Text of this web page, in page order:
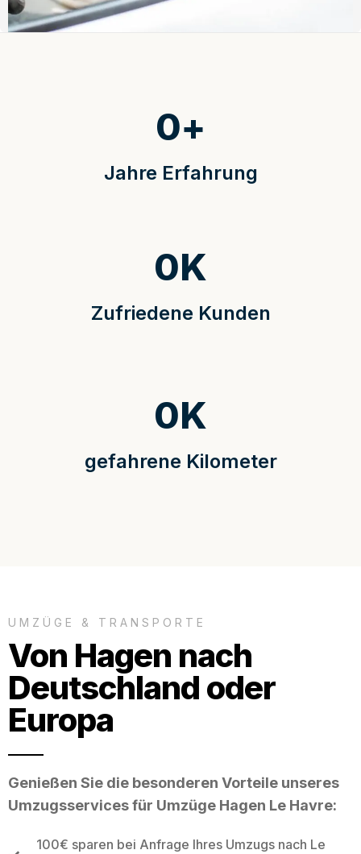
Jahre Erfahrung
0+
Zufriedene Kunden
0K
gefahrene Kilometer
0K
UMZÜGE & TRANSPORTE
Von Hagen nach
Deutschland oder
Europa
Genießen Sie die besonderen Vorteile unseres
Umzugsservices für Umzüge Hagen Le Havre:
100€ sparen bei Anfrage Ihres Umzugs nach Le